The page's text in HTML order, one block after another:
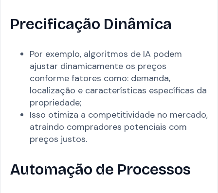
Precificação Dinâmica
Por exemplo, algoritmos de IA podem
ajustar dinamicamente os preços
conforme fatores como: demanda,
localização e características específicas da
propriedade;
Isso otimiza a competitividade no mercado,
atraindo compradores potenciais com
preços justos.
Automação de Processos